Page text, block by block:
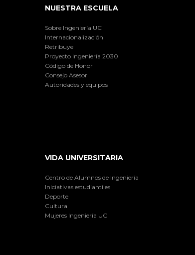
NUESTRA ESCUELA
Sobre Ingeniería UC
Internacionalización
Retribuye
Proyecto Ingeniería 2030
Código de Honor
Consejo Asesor
Autoridades y equipos
VIDA UNIVERSITARIA
Centro de Alumnos de Ingeniería
Iniciativas estudiantiles
Deporte
Cultura
Mujeres Ingeniería UC